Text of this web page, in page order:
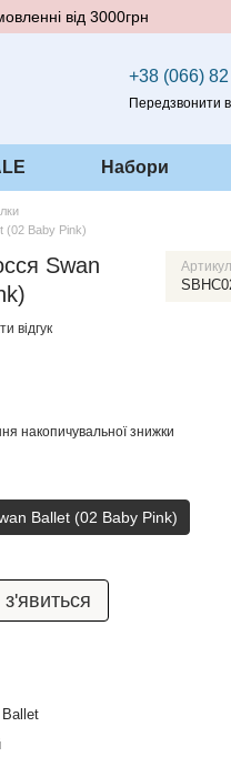
від 3000грн
+38 (066)
Передзвонити
Набори
(02 Baby Pink)
Swan
Артикул
відгук
накопичувальної знижки
Ballet (02 Baby Pink)